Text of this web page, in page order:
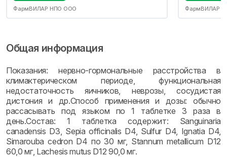
ФармВИЛАР НПО ООО ФармВИЛАР
Общая информация
Показания: нервно-гормональные расстройства в
климактерическом периоде, функциональная
недостаточность яичников, неврозы, cосудистая
дистония и др.Способ применения и дозы: обычно
рассасывать под языком по 1 таблетке 3 раза в
день.Состав: 1 таблетка содержит: Sanguinaria
canadensis D3, Sepia officinalis D4, Sulfur D4, Ignatia D4,
Simarouba cedron D4 по 30 мг, Stannum metallicum D12
60,0 мг, Lachesis mutus D12 90,0 мг.